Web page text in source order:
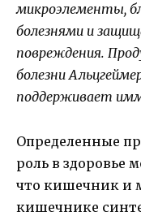
микроэлементы,
болезнями и
повреждения.
болезни
поддерживает
Определенные
роль в здоровье
что кишечник и
кишечнике